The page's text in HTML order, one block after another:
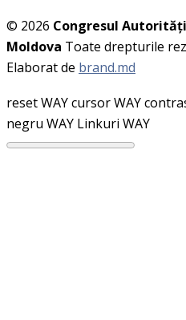
© 2026 Congresul
Moldova Toate drepturile
Elaborat de brand.md
reset WAYcursor WAY
negru WAY Linkuri WAY